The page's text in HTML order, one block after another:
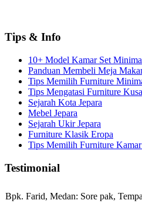
Tips & Info
10+ Model Kamar Set
Panduan Membeli Meja
Tips Memilih Furniture
Tips Mengatasi Furniture
Sejarah Kota Jepara
Mebel Jepara
Sejarah Ukir Jepara
Furniture Klasik Eropa
Tips Memilih Furniture
Testimonial
Bpk. Farid, Medan: Sore pak,